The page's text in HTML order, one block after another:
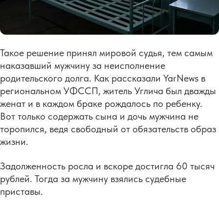
Такое решение принял мировой судья, тем самым
наказавший мужчину за неисполнение
родительского долга. Как рассказали YarNews в
региональном УФССП, житель Углича был дважды
женат и в каждом браке рождалось по ребенку.
Вот только содержать сына и дочь мужчина не
торопился, ведя свободный от обязательств образ
жизни.
Задолженность росла и вскоре достигла 60 тысяч
рублей. Тогда за мужчину взялись судебные
приставы.